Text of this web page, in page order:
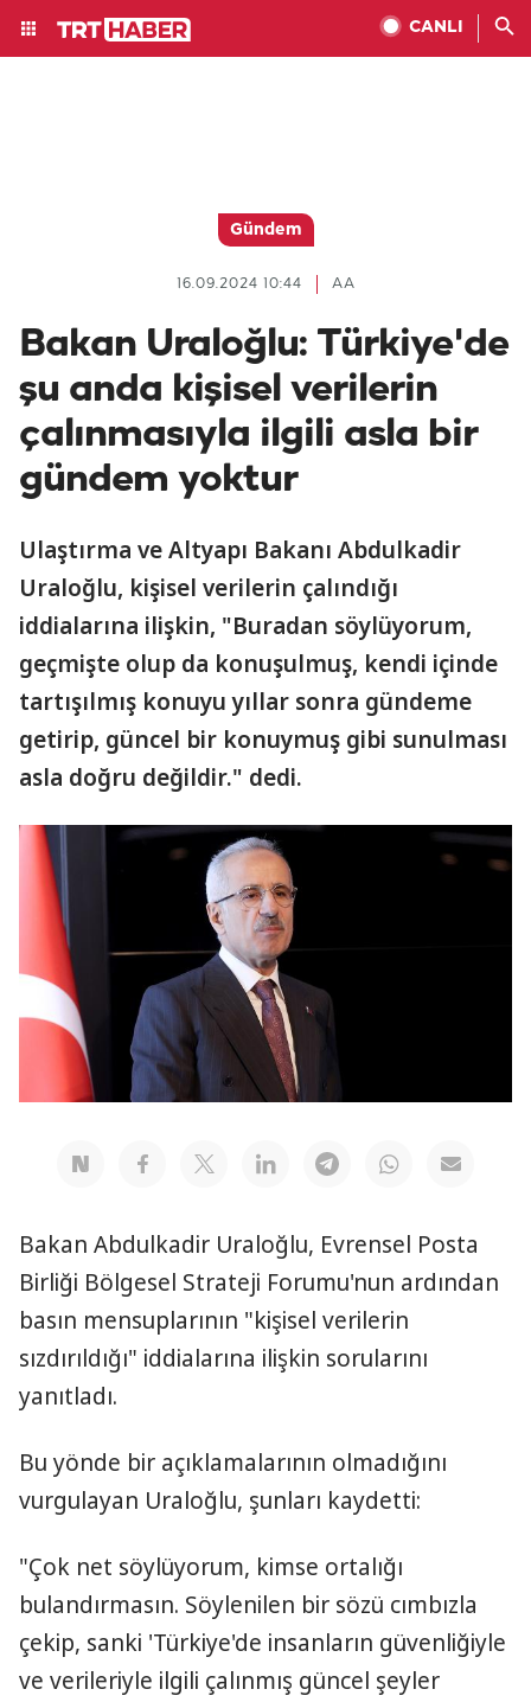
CANLI
Gündem
AA
16.09.2024 10:44
Bakan Uraloğlu: Türkiye'de
şu anda kişisel verilerin
çalınmasıyla ilgili asla bir
gündem yoktur
Ulaştırma ve Altyapı Bakanı Abdulkadir
Uraloğlu, kişisel verilerin çalındığı
iddialarına ilişkin, "Buradan söylüyorum,
geçmişte olup da konuşulmuş, kendi içinde
tartışılmış konuyu yıllar sonra gündeme
getirip, güncel bir konuymuş gibi sunulması
asla doğru değildir." dedi.
Bakan Abdulkadir Uraloğlu, Evrensel Posta
Birliği Bölgesel Strateji Forumu'nun ardından
basın mensuplarının "kişisel verilerin
sızdırıldığı" iddialarına ilişkin sorularını
yanıtladı.
Bu yönde bir açıklamalarının olmadığını
vurgulayan Uraloğlu, şunları kaydetti:
"Çok net söylüyorum, kimse ortalığı
bulandırmasın. Söylenilen bir sözü cımbızla
çekip, sanki 'Türkiye'de insanların güvenliğiyle
ve verileriyle ilgili çalınmış güncel şeyler